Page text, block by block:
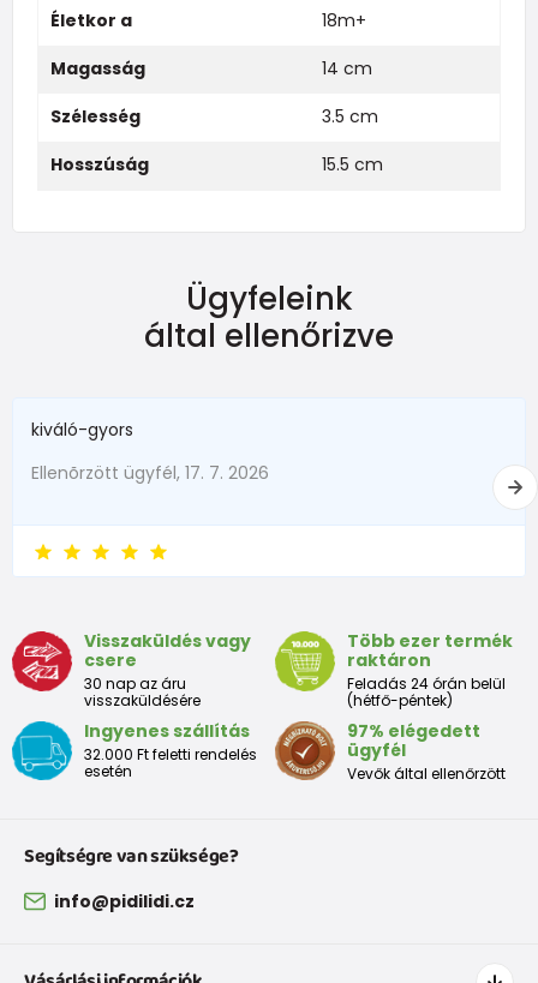
Életkor a
18m+
Magasság
14 cm
Szélesség
3.5 cm
Hosszúság
15.5 cm
Ügyfeleink
által ellenőrizve
kiváló-gyors
Ellenõrzött ügyfél, 17. 7. 2026
Visszaküldés vagy
csere
30 nap az áru
visszaküldésére
Több ezer termék
raktáron
Feladás 24 órán belül
(hétfő-péntek)
Ingyenes szállítás
32.000 Ft feletti rendelés
esetén
97% elégedett
ügyfél
Vevők által ellenőrzött
Segítségre van szüksége?
info@pidilidi.cz